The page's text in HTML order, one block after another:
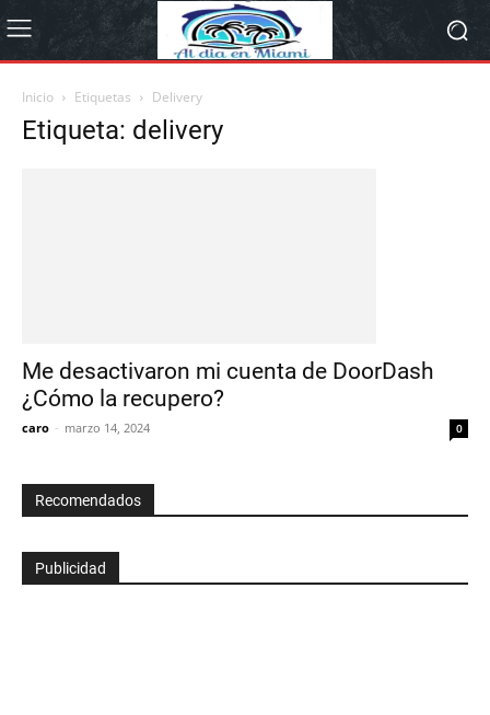
Inicio Etiquetas Delivery
Etiqueta: delivery
Me desactivaron mi cuenta de DoorDash
¿Cómo la recupero?
caro - marzo 14, 2024 0
Recomendados
Publicidad